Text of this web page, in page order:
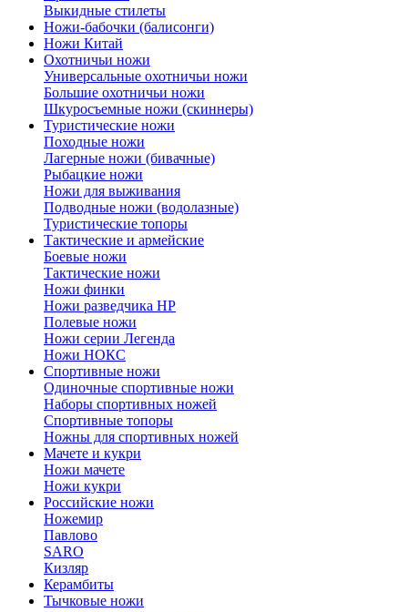
Выкидные стилеты
Ножи-бабочки (балисонги)
Ножи Китай
Охотничьи ножи
Универсальные охотничьи ножи
Большие охотничьи ножи
Шкуросъемные ножи (скиннеры)
Туристические ножи
Походные ножи
Лагерные ножи (бивачные)
Рыбацкие ножи
Ножи для выживания
Подводные ножи (водолазные)
Туристические топоры
Тактические и армейские
Боевые ножи
Тактические ножи
Ножи финки
Ножи разведчика НР
Полевые ножи
Ножи серии Легенда
Ножи НОКС
Спортивные ножи
Одиночные спортивные ножи
Наборы спортивных ножей
Спортивные топоры
Ножны для спортивных ножей
Мачете и кукри
Ножи мачете
Ножи кукри
Российские ножи
Ножемир
Павлово
SARO
Кизляр
Керамбиты
Тычковые ножи